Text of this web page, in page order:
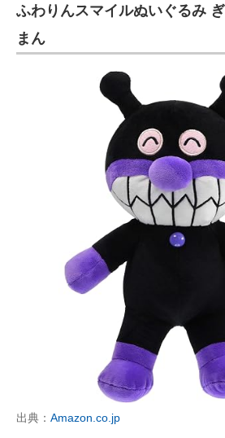
ふわりんスマイルぬいぐるみ
まん
出典： Amazon.co.jp